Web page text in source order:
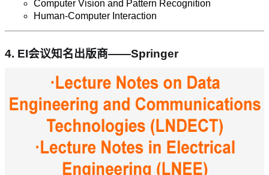
Computer Vision and Pattern Recognition
Human-Computer Interaction
4. EI会议知名出版商——Springer